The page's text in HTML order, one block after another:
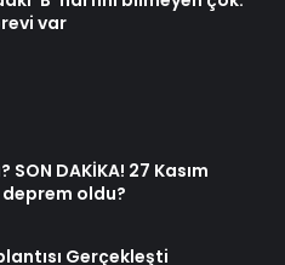
var
DAKİKA! 27 Kasım
oldu?
Gerçekleşti